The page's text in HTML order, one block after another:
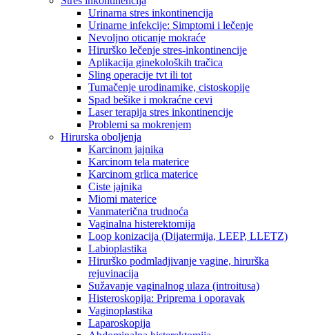
Urinarna stres inkontinencija
Urinarne infekcije: Simptomi i lečenje
Nevoljno oticanje mokraće
Hirurško lečenje stres-inkontinencije
Aplikacija ginekoloških tračica
Sling operacije tvt ili tot
Tumačenje urodinamike, cistoskopije
Spad bešike i mokraćne cevi
Laser terapija stres inkontinencije
Problemi sa mokrenjem
Hirurska oboljenja
Karcinom jajnika
Karcinom tela materice
Karcinom grlica materice
Ciste jajnika
Miomi materice
Vanmaterična trudnoća
Vaginalna histerektomija
Loop konizacija (Dijatermija, LEEP, LLETZ)
Labioplastika
Hirurško podmladjivanje vagine, hirurška
rejuvinacija
Sužavanje vaginalnog ulaza (introitusa)
Histeroskopija: Priprema i oporavak
Vaginoplastika
Laparoskopija